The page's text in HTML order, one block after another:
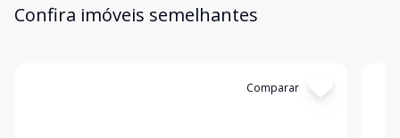
Confira imóveis semelhantes
Comparar